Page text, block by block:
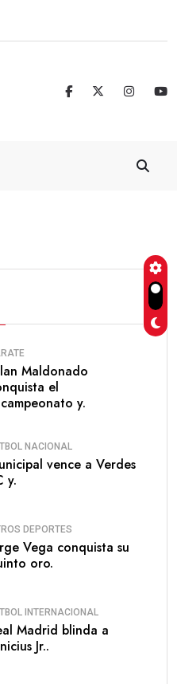
Maldonado
el
y.
NACIONAL
vence a Verdes
y.
DEPORTES
Vega conquista su
oro.
INTERNACIONAL
Madrid blinda a
Jr..